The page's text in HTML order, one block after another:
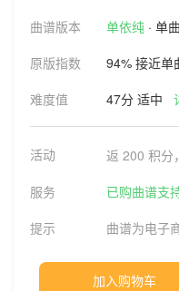
曲谱版本
单依纯· 单
原版指数
94% 接近单
难度值
47分 适中
活动 返 200 积分
服务
已购曲谱支
提示
曲谱为电子
加入购物车